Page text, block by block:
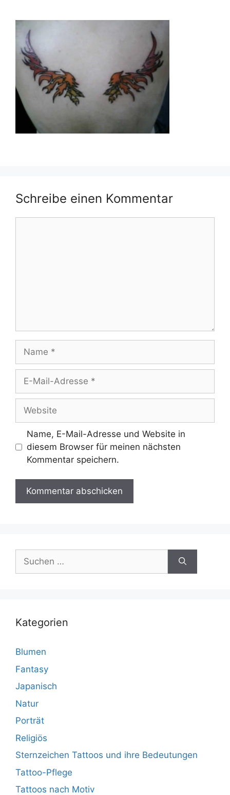
Schreibe einen Kommentar
Mail-
Adresse
Name, E-Mail-Adresse und Website in
diesem Browser für meinen nächsten
Kommentar speichern.
Suchen
nach:
Kategorien
Blumen
Fantasy
Japanisch
Natur
Porträt
Religiös
Sternzeichen Tattoos und ihre Bedeutungen
Tattoo-Pflege
Tattoos nach Motiv